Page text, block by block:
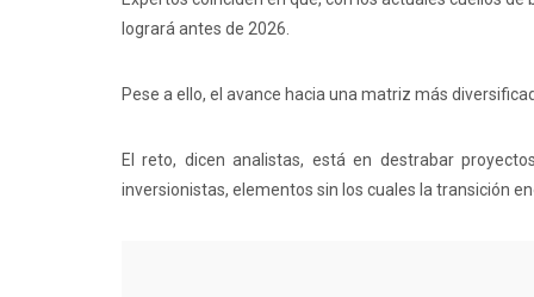
logrará antes de 2026.
Pese a ello, el avance hacia una matriz más
El reto, dicen analistas, está en destrabar
inversionistas, elementos sin los cuales la transición